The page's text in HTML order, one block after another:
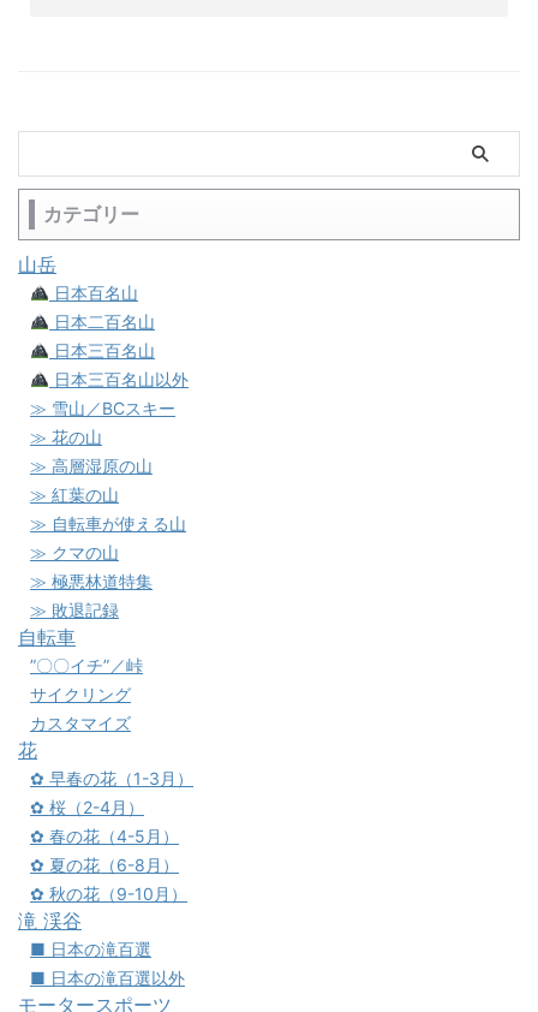
カテゴリー
山岳
日本百名山
日本二百名山
日本三百名山
日本三百名山以外
≫ 雪山／BCスキー
≫ 花の山
≫ 高層湿原の山
≫ 紅葉の山
≫ 自転車が使える山
≫ クマの山
≫ 極悪林道特集
≫ 敗退記録
自転車
”〇〇イチ”／峠
サイクリング
カスタマイズ
花
✿ 早春の花（1-3月）
✿ 桜（2-4月）
✿ 春の花（4-5月）
✿ 夏の花（6-8月）
✿ 秋の花（9-10月）
滝 渓谷
■ 日本の滝百選
■ 日本の滝百選以外
モータースポーツ